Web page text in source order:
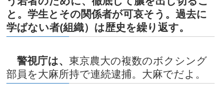
と。学生とその関係者が可哀そう。過去に
学ばない者(組織）は歴史を繰り返す。
警視庁は、 東京農大の複数のボクシング
部員を大麻所持で連続逮捕。大麻でだよ。